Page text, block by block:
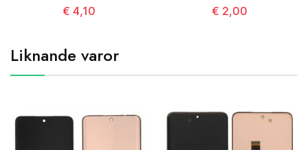
Kaina
€ 4,10 Kaina
€ 2,00
Liknande varor